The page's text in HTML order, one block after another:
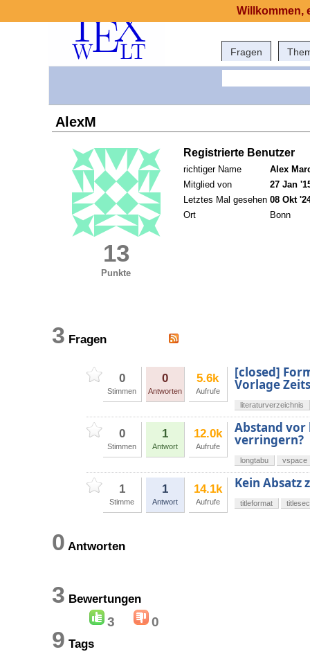
Fragen
AlexM
13
Punkte
Registrierte Benutzer
richtiger Name
Alex
Mitglied von
27 Jan
Letztes Mal gesehen 08 Okt
Ort
Bonn
3 Fragen
0
Stimmen
0
Antworten
5.6k
Aufrufe
[closed]
Vorlage
literaturverzeichnis
0
Stimmen
1
Antwort
12.0k
Aufrufe
Abstand vor
verringern?
longtabu vspace
1
Stimme
1
Antwort
14.1k
Aufrufe
Kein Absatz
titleformat titlesec
0 Antworten
3 Bewertungen
3 0
9 Tags
Willkommen,